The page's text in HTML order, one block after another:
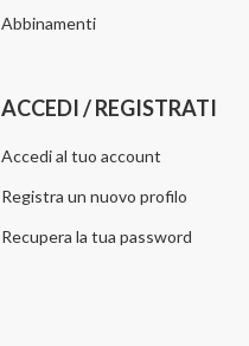
Abbinamenti
ACCEDI / REGISTRATI
Accedi al tuo account
Registra un nuovo profilo
Recupera la tua password